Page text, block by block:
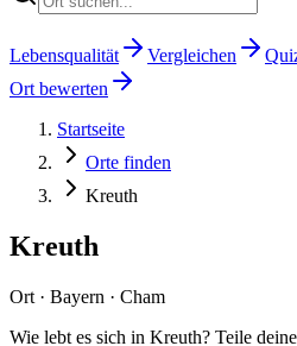
Lebensqualität Vergleichen
Ort bewerten
Startseite
Orte finden
Kreuth
Kreuth
Ort · Bayern · Cham
Wie lebt es sich in Kreuth? Teile